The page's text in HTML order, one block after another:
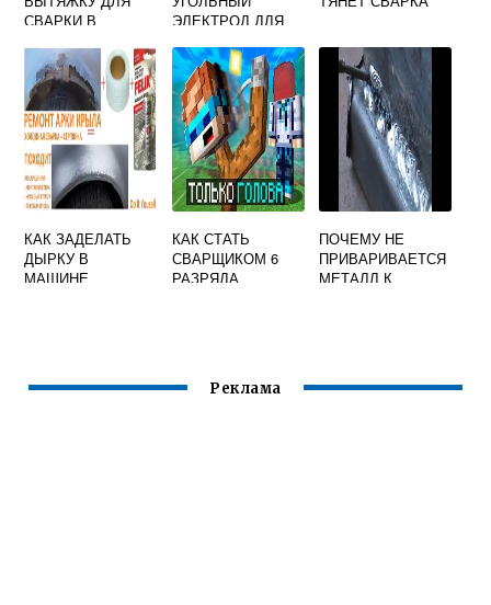
СВАРКИ В
ЭЛЕКТРОД ДЛЯ
КАК ЗАДЕЛАТЬ
ДЫРКУ В
МАШИНЕ
КАК СТАТЬ
СВАРЩИКОМ 6
РАЗРЯДА
ПОЧЕМУ НЕ
ПРИВАРИВАЕТСЯ
МЕТАЛЛ К
Реклама